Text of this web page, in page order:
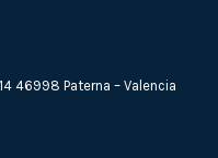
46998 Paterna – Valencia